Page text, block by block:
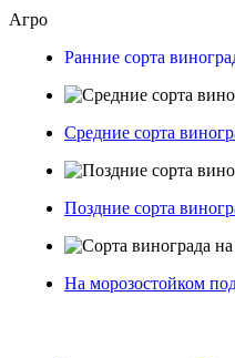
Агро
Ранние сорта
Средние сорта
Поздние сорта
На морозостойком